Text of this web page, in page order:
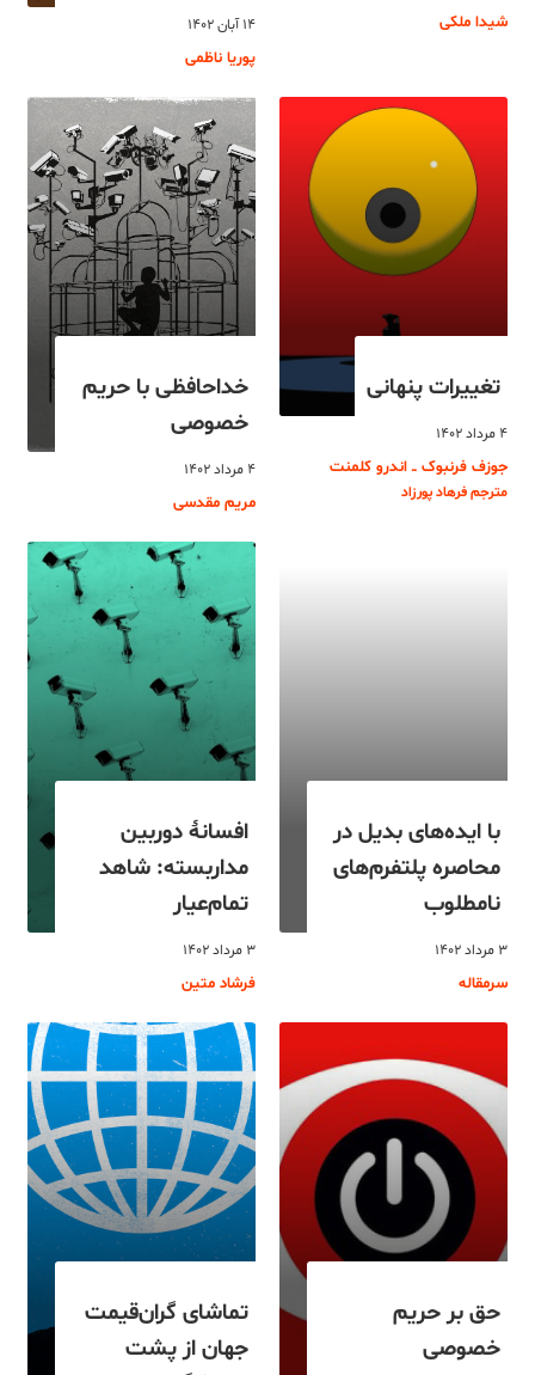
شیدا ملکی ۱۴ آبان ۱۴۰۲
پوریا ناظمی
تغییرات پنهانی
۴ مرداد ۱۴۰۲
جوزف فرنبوک ــ اندرو کلمنت
مترجم فرهاد پورزاد
خداحافظی با حریم
خصوصی
۴ مرداد ۱۴۰۲
مریم مقدسی
با ایده‌های بدیل در
محاصره پلتفرم‌های
نامطلوب
۳ مرداد ۱۴۰۲
سرمقاله
افسانۀ دوربین
مداربسته: شاهد
تمام‌عیار
۳ مرداد ۱۴۰۲
فرشاد متین
حق بر حریم
خصوصی
تماشای گران‌قیمت
جهان از پشت